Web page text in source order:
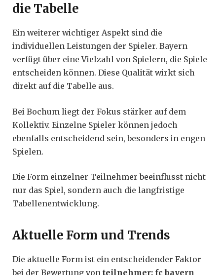
die Tabelle
Ein weiterer wichtiger Aspekt sind die
individuellen Leistungen der Spieler. Bayern
verfügt über eine Vielzahl von Spielern, die Spiele
entscheiden können. Diese Qualität wirkt sich
direkt auf die Tabelle aus.
Bei Bochum liegt der Fokus stärker auf dem
Kollektiv. Einzelne Spieler können jedoch
ebenfalls entscheidend sein, besonders in engen
Spielen.
Die Form einzelner Teilnehmer beeinflusst nicht
nur das Spiel, sondern auch die langfristige
Tabellenentwicklung.
Aktuelle Form und Trends
Die aktuelle Form ist ein entscheidender Faktor
bei der Bewertung von teilnehmer: fc bayern